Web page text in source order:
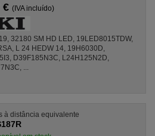
€(IVA incluído)
32180 SM HD LED, 19LED8015TDW,
L 24 HEDW 14, 19H6030D,
D39F185N3C, L24H125N2D,
...
à distância equivalente